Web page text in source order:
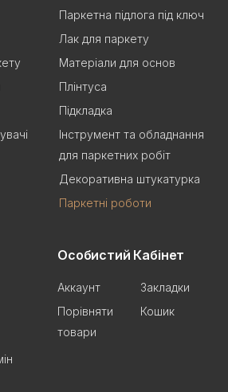
Паркетна підлога під ключ
Лак для паркету
Матеріали для основ
Плінтуса
Підкладка
Інструмент та обладнання
для паркетних робіт
Декоративна штукатурка
Паркетні роботи
Особистий Кабінет
Аккаунт
Закладки
Порівняти
товари
Кошик